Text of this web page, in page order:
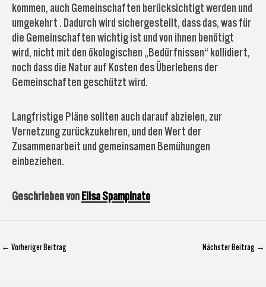
kommen, auch Gemeinschaften berücksichtigt werden und
umgekehrt . Dadurch wird sichergestellt, dass das, was für
die Gemeinschaften wichtig ist und von ihnen benötigt
wird, nicht mit den ökologischen „Bedürfnissen“ kollidiert,
noch dass die Natur auf Kosten des Überlebens der
Gemeinschaften geschützt wird.
Langfristige Pläne sollten auch darauf abzielen, zur
Vernetzung zurückzukehren, und den Wert der
Zusammenarbeit und gemeinsamen Bemühungen
einbeziehen.
Geschrieben vonElisa Spampinato
← Vorheriger Beitrag Nächster Beitrag →